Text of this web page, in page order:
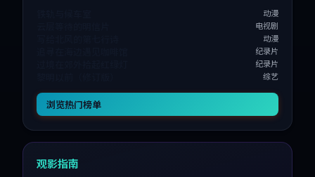
动漫
电视剧
动漫
纪录片
纪录片
综艺
浏览热门榜单
观影指南